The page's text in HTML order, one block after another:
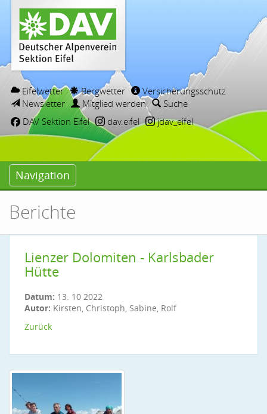
Eifelwetter Bergwetter
Versicherungsschutz
Newsletter
Mitglied werden
Suche
DAV Sektion Eifel
dav.eifel jdav_eifel
Navigation
Berichte
Lienzer Dolomiten - Karlsbader
Hütte
Datum: 13. 10 2022
Autor: Kirsten, Christoph, Sabine, Rolf
Zurück